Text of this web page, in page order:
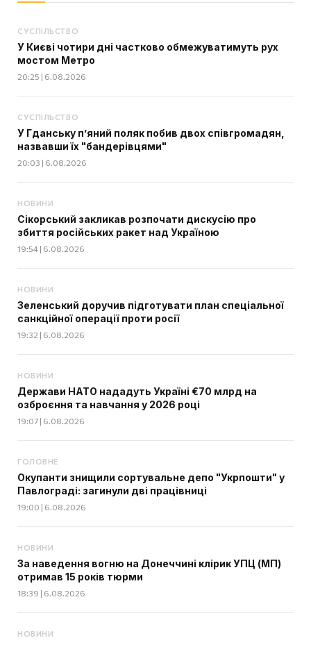
СУСПІЛЬСТВО
У Києві чотири дні частково обмежуватимуть рух
мостом Метро
20:25 | 6.08.2026
СУСПІЛЬСТВО
У Гданську п’яний поляк побив двох співгромадян,
назвавши їх "бандерівцями"
20:03 | 6.08.2026
НОВИНИ
Сікорський закликав розпочати дискусію про
збиття російських ракет над Україною
19:54 | 6.08.2026
НОВИНИ
Зеленський доручив підготувати план спеціальної
санкційної операції проти росії
19:32 | 6.08.2026
НОВИНИ
Держави НАТО нададуть Україні €70 млрд на
озброєння та навчання у 2026 році
19:07 | 6.08.2026
ГОЛОВНЕ
Окупанти знищили сортувальне депо "Укрпошти" у
Павлограді: загинули дві працівниці
19:00 | 6.08.2026
НОВИНИ
За наведення вогню на Донеччині клірик УПЦ (МП)
отримав 15 років тюрми
18:39 | 6.08.2026
НОВИНИ